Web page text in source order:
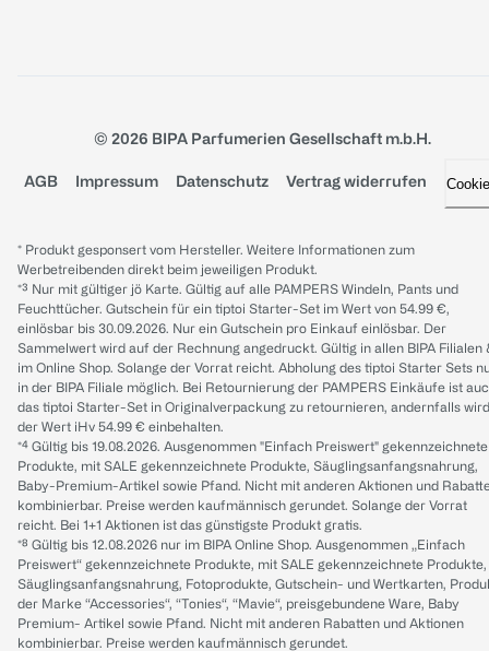
© 2026 BIPA Parfumerien Gesellschaft m.b.H.
AGB Impressum Datenschutz Vertrag widerrufen
* Produkt gesponsert vom Hersteller. Weitere Informationen zum
Werbetreibenden direkt beim jeweiligen Produkt.
*³ Nur mit gültiger jö Karte. Gültig auf alle PAMPERS Windeln, Pants und
Feuchttücher. Gutschein für ein tiptoi Starter-Set im Wert von 54.99 €,
einlösbar bis 30.09.2026. Nur ein Gutschein pro Einkauf einlösbar. Der
Sammelwert wird auf der Rechnung angedruckt. Gültig in allen BIPA Filialen
im Online Shop. Solange der Vorrat reicht. Abholung des tiptoi Starter Sets
in der BIPA Filiale möglich. Bei Retournierung der PAMPERS Einkäufe ist
das tiptoi Starter-Set in Originalverpackung zu retournieren, andernfalls wird
der Wert iHv 54.99 € einbehalten.
*⁴ Gültig bis 19.08.2026. Ausgenommen "Einfach Preiswert" gekennzeichnete
Produkte, mit SALE gekennzeichnete Produkte, Säuglingsanfangsnahrung,
Baby-Premium-Artikel sowie Pfand. Nicht mit anderen Aktionen und
kombinierbar. Preise werden kaufmännisch gerundet. Solange der Vorrat
reicht. Bei 1+1 Aktionen ist das günstigste Produkt gratis.
*⁸ Gültig bis 12.08.2026 nur im BIPA Online Shop. Ausgenommen „Einfach
Preiswert“ gekennzeichnete Produkte, mit SALE gekennzeichnete Produkte,
Säuglingsanfangsnahrung, Fotoprodukte, Gutschein- und Wertkarten,
der Marke “Accessories“, “Tonies“, “Mavie“, preisgebundene Ware, Baby
Premium- Artikel sowie Pfand. Nicht mit anderen Rabatten und Aktionen
kombinierbar. Preise werden kaufmännisch gerundet.